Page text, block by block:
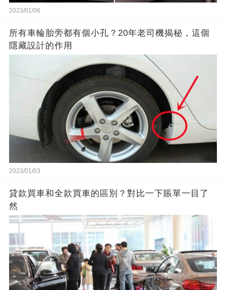
2023/01/06
所有車輪胎旁都有個小孔？20年老司機揭秘，這個
隱藏設計的作用
2023/01/03
貸款買車和全款買車的區別？對比一下賬單一目了
然